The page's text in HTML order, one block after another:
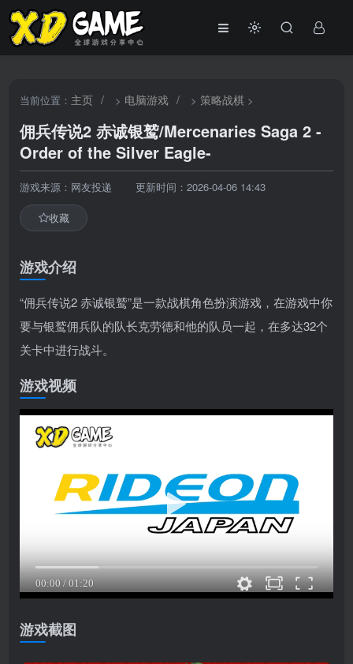
当前位置： 主页 / > 电脑游戏 / >策略战棋 >
佣兵传说2 赤诚银鹫/Mercenaries Saga 2 -
Order of the Silver Eagle-
游戏来源：网友投递 更新时间：2026-04-06 14:43
收藏
游戏介绍
“佣兵传说2 赤诚银鹫”是一款战棋角色扮演游戏，在游戏中你
要与银鹫佣兵队的队长克劳德和他的队员一起，在多达32个
关卡中进行战斗。
游戏视频
游戏截图